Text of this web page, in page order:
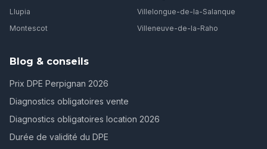
Llupia
Montescot
Villelongue-de-la-Salanque
Villeneuve-de-la-Raho
Blog & conseils
Prix DPE Perpignan 2026
Diagnostics obligatoires vente
Diagnostics obligatoires location 2026
Durée de validité du DPE